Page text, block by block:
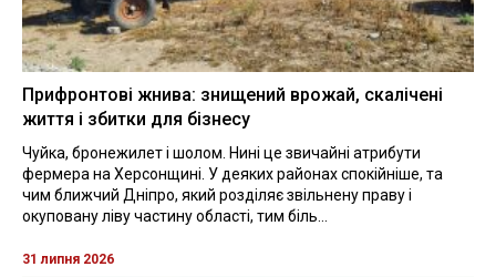
Прифронтові жнива: знищений врожай, скалічені
життя і збитки для бізнесу
Чуйка, бронежилет і шолом. Нині це звичайні атрибути
фермера на Херсонщині. У деяких районах спокійніше, та
чим ближчий Дніпро, який розділяє звільнену праву і
окуповану ліву частину області, тим біль...
31 липня 2026